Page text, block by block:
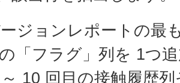
ジョンレポートの最
「フラグ」列を 1つ
10 回目の接触履歴